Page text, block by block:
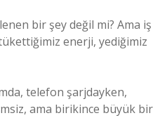
bir şey değil mi? Ama iş
enerji, yediğimiz
telefon şarjdayken,
ama birikince büyük bir